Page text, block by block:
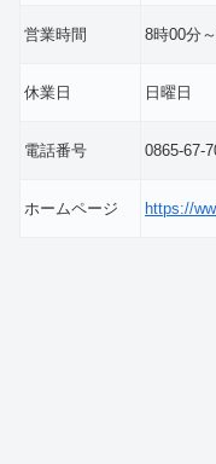
営業時間 8時00分
休業日 日曜日
電話番号 0865-67-
ホームページ https://